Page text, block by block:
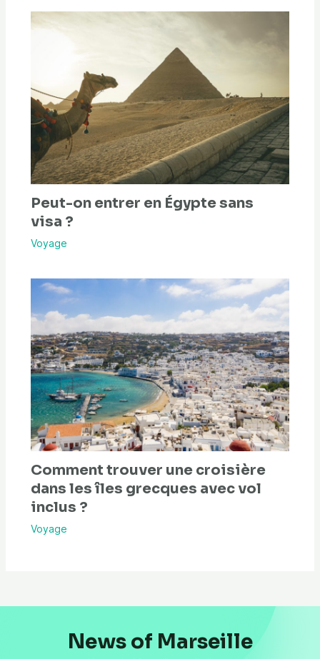
Peut-on entrer en Égypte sans
visa ?
Voyage
Comment trouver une croisière
dans les îles grecques avec vol
inclus ?
Voyage
News of Marseille